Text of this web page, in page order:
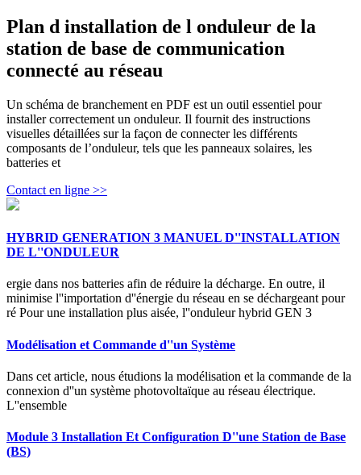
Plan d installation de l onduleur de la
station de base de communication
connecté au réseau
Un schéma de branchement en PDF est un outil essentiel pour
installer correctement un onduleur. Il fournit des instructions
visuelles détaillées sur la façon de connecter les différents
composants de l’onduleur, tels que les panneaux solaires, les
batteries et
Contact en ligne >>
HYBRID GENERATION 3 MANUEL D''INSTALLATION
DE L''ONDULEUR
ergie dans nos batteries afin de réduire la décharge. En outre, il
minimise l''importation d''énergie du réseau en se déchargeant pour
ré Pour une installation plus aisée, l''onduleur hybrid GEN 3
Modélisation et Commande d''un Système
Dans cet article, nous étudions la modélisation et la commande de la
connexion d''un système photovoltaïque au réseau électrique.
L''ensemble
Module 3 Installation Et Configuration D''une Station de Base
(BS)